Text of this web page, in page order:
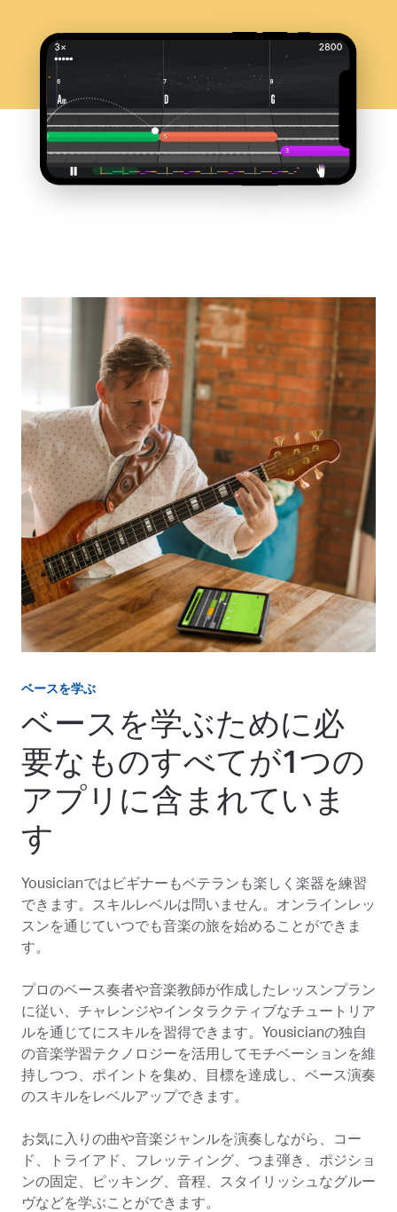
ベースを学ぶ
ベースを学ぶために必
要なものすべてが1つの
アプリに含まれていま
す
Yousicianではビギナーもベテランも楽しく楽器を練習
できます。スキルレベルは問いません。オンラインレッ
スンを通じていつでも音楽の旅を始めることができま
す。
プロのベース奏者や音楽教師が作成したレッスンプラン
に従い、チャレンジやインタラクティブなチュートリア
ルを通じてにスキルを習得できます。Yousicianの独自
の音楽学習テクノロジーを活用してモチベーションを維
持しつつ、ポイントを集め、目標を達成し、ベース演奏
のスキルをレベルアップできます。
お気に入りの曲や音楽ジャンルを演奏しながら、コー
ド、トライアド、フレッティング、つま弾き、ポジショ
ンの固定、ピッキング、音程、スタイリッシュなグルー
ヴなどを学ぶことができます。